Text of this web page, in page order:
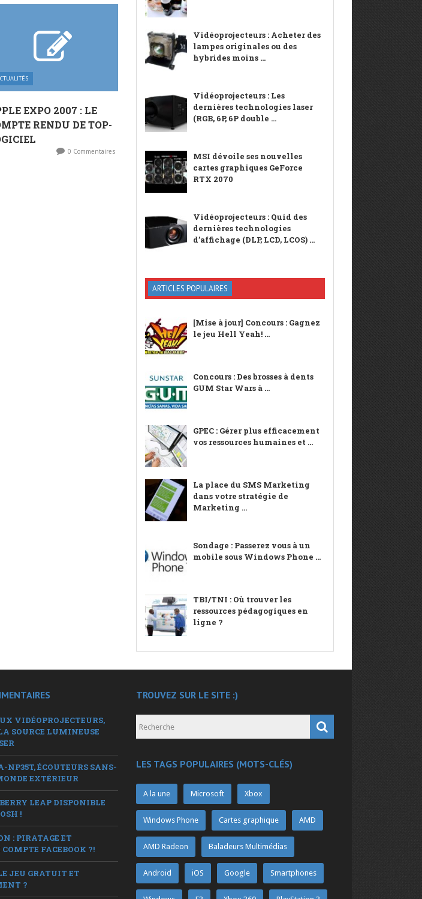
EXPO 2007 : LE
RENDU DE TOP-
0 Commentaires
Vidéoprojecteurs : Acheter des
lampes originales ou des
hybrides moins ...
Vidéoprojecteurs : Les
dernières technologies laser
(RGB, 6P, 6P double ...
MSI dévoile ses nouvelles
cartes graphiques GeForce
RTX 2070
Vidéoprojecteurs : Quid des
dernières technologies
d’affichage (DLP, LCD, LCOS) ...
ARTICLES POPULAIRES
[Mise à jour] Concours : Gagnez
le jeu Hell Yeah! ...
Concours : Des brosses à dents
GUM Star Wars à ...
GPEC : Gérer plus efficacement
vos ressources humaines et ...
La place du SMS Marketing
dans votre stratégie de
Marketing ...
Sondage : Passerez vous à un
mobile sous Windows Phone ...
TBI/TNI : Où trouver les
ressources pédagogiques en
ligne ?
VIDÉOPROJECTEURS,
SOURCE LUMINEUSE
NP35T, ÉCOUTEURS SANS-
EXTÉRIEUR
LEAP DISPONIBLE
!
: PIRATAGE ET
FACEBOOK ?!
JEU GRATUIT ET
?
TROUVEZ SUR LE SITE :)
LES TAGS POPULAIRES (MOTS-CLÉS)
A la une Microsoft Xbox
Windows Phone Cartes graphique AMD
AMD Radeon Baladeurs Multimédias
Android iOS Google Smartphones